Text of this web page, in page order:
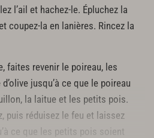
l’ail et hachez-le. Épluchez la
coupez-la en lanières. Rincez la
faites revenir le poireau, les
jusqu’à ce que le poireau
la laitue et les petits pois.
puis réduisez le feu et laissez
ce que les petits pois soient